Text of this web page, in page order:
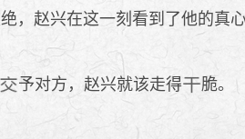
绝，赵兴在这一刻看到了他的真
予对方，赵兴就该走得 脆。